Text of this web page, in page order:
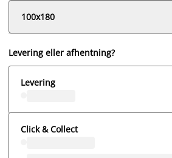
100x180
Levering eller afhentning?
Levering
Click & Collect